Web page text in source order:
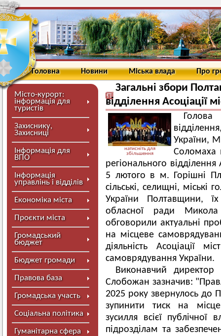
Головна Новини Міська влада Про
Місто-курорт:
інформація для
туристів
Захиснику,
Захисниці
Інформація для
ВПО
Інформація
управлінь і відділів
Економіка міста
Проєкти міста
Громадський
бюджет
Бюджет громади
Правова база
Громадська участь
Соціальна політика
Гуманітарна сфера
Загальні збори
відділення Асоціації
натисніть для
збільшення
України,
Соломаха
регіонального відділення
5 лютого в м. Горішні
сільські, селищні, міські
України Полтавщини, їх
обласної ради Микола
обговорили актуальні
на місцеве
діяльність Асоціації
самоврядування України.
Виконавчий директор
Слобожан зазначив:
2025 року звернулось до
зупинити тиск на
зусилля всієї
підрозділам та